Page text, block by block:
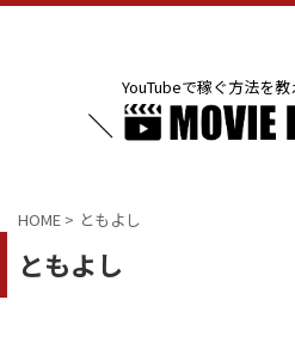
YouTubeで稼ぐ方法を教
HOME > ともよし
ともよし